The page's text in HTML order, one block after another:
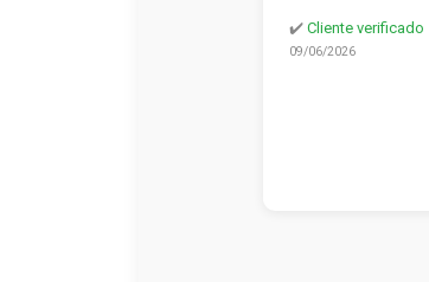
✔️ Cliente verificado
09/06/2026